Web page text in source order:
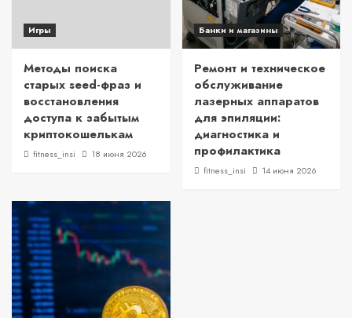
Игры
Методы поиска
старых seed-фраз и
восстановления
доступа к забытым
криптокошелькам
fitness_insi 18 июня 2026
Банки и магазины
Ремонт и техническое
обслуживание
лазерных аппаратов
для эпиляции:
диагностика и
профилактика
fitness_insi 14 июня 2026